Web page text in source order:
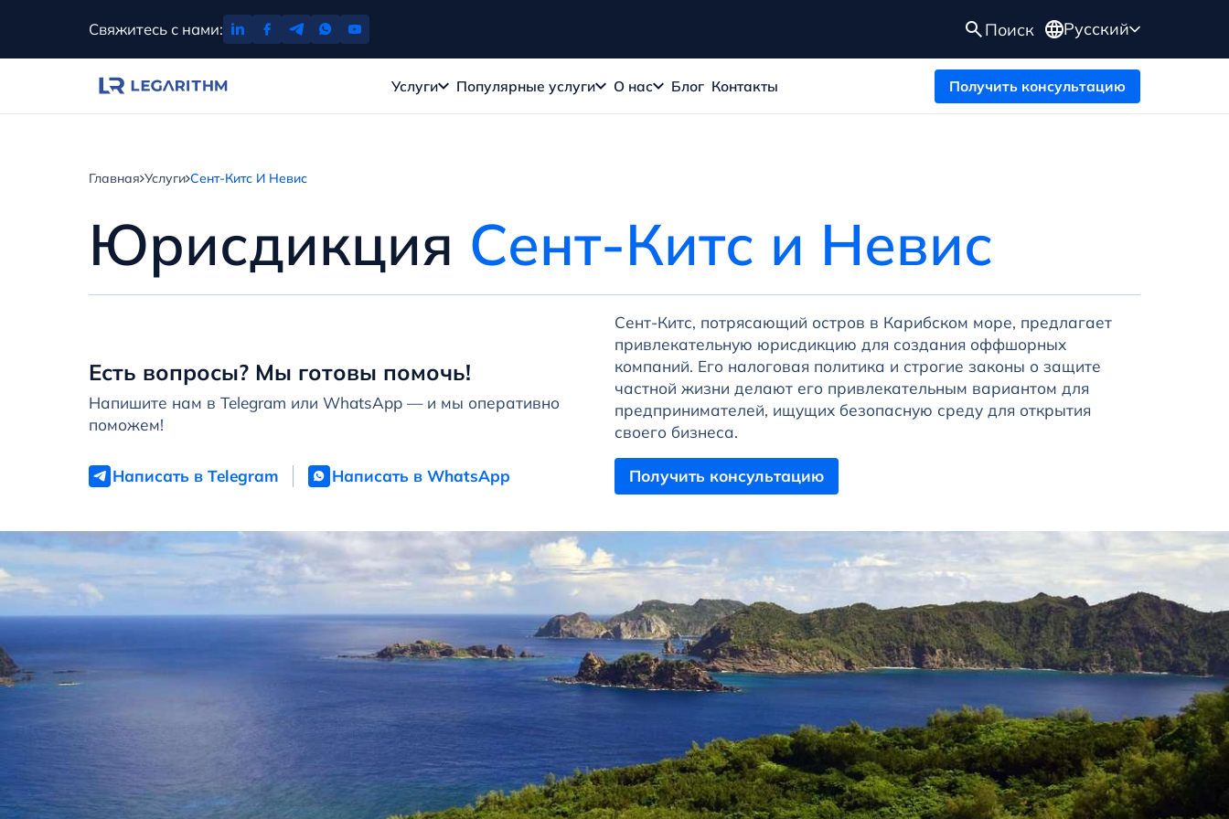
Свяжитесь с нами: Поиск Русский
Услуги Популярные услуги О нас Блог Контакты Получить консультацию
Главная Услуги Сент-Китс И Невис
Юрисдикция Сент-Китс и Невис
Есть вопросы? Мы готовы помочь!
Напишите нам в Telegram или WhatsApp — и мы оперативно
поможем!
Написать в Telegram Написать в WhatsApp
Сент-Китс, потрясающий остров в Карибском море, предлагает
привлекательную юрисдикцию для создания оффшорных
компаний. Его налоговая политика и строгие законы о защите
частной жизни делают его привлекательным вариантом для
предпринимателей, ищущих безопасную среду для открытия
своего бизнеса.
Получить консультацию